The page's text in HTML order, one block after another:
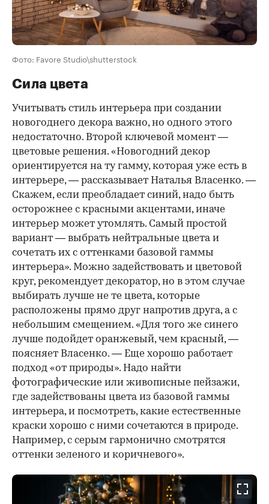
Фото: Favore Studio\shutterstock
Сила цвета
Учитывать стиль интерьера при создании
новогоднего декора важно, но одного этого
недостаточно. Второй ключевой момент —
цветовые решения. «Новогодний декор
ориентируется на ту гамму, которая уже есть в
интерьере, — рассказывает Наталья Власенко. —
Скажем, если преобладает синий, надо быть
осторожнее с красными акцентами, иначе
интерьер может утомлять. Самый простой
вариант — выбрать нейтральные цвета и
сочетать их с оттенками базовой гаммы
интерьера». Можно задействовать и цветовой
круг, рекомендует декоратор, но в этом случае
выбирать лучше не те цвета, которые
расположены прямо друг напротив друга, а с
небольшим смещением. «Для того же синего
лучше подойдет оранжевый, чем красный, —
поясняет Власенко. — Еще хорошо работает
подход «от природы». Надо найти
фотографические или живописные пейзажи,
где задействованы цвета из базовой гаммы
интерьера, и посмотреть, какие естественные
краски хорошо с ними сочетаются в природе.
Например, с серым гармонично смотрятся
оттенки зеленого и коричневого».